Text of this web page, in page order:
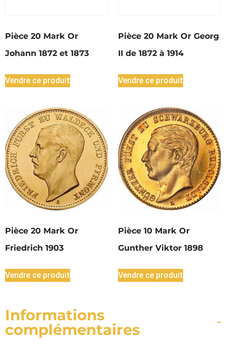
Pièce 20 Mark Or
Johann 1872 et 1873
Vendre ce produit
Pièce 20 Mark Or Georg
II de 1872 à 1914
Vendre ce produit
Pièce 20 Mark Or
Friedrich 1903
Vendre ce produit
Pièce 10 Mark Or
Gunther Viktor 1898
Vendre ce produit
Informations
complémentaires